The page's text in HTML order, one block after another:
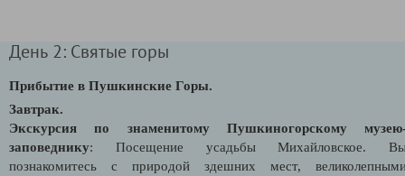
День 2: Святые горы
Прибытие в Пушкинские Горы.
Завтрак.
Экскурсия по знаменитому Пушкиногорскому
заповеднику: Посещение усадьбы Михайловское.
познакомитесь с природой здешних мест,